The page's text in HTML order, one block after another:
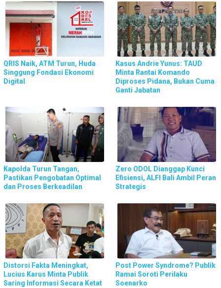
QRIS Naik, ATM Turun, Huda
Singgung Fondasi Ekonomi
Digital
Kasus Andrie Yunus: TAUD
Minta Rantai Komando
Diproses Pidana, Bukan Cuma
Ganti Jabatan
Kapolda Turun Tangan,
Pastikan Pengobatan Optimal
dan Proses Berkeadilan
Zero ODOL Dianggap Kunci
Efisiensi, ALFI Bali Ambil Peran
Strategis
Distorsi Fakta Meningkat,
Lucius Karus Minta Publik
Saring Informasi Secara Ketat
Post Power Syndrome? Publik
Ramai Soroti Perilaku
Soenarko